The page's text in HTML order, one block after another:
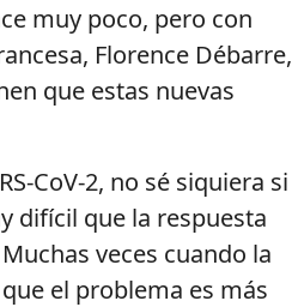
muy poco, pero con
Florence Débarre,
que estas nuevas
CoV-2, no sé siquiera si
difícil que la respuesta
veces cuando la
el problema es más